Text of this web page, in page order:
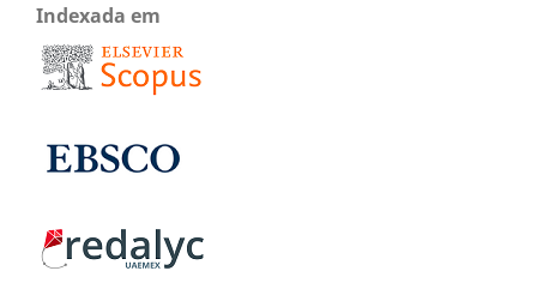
Indexada em